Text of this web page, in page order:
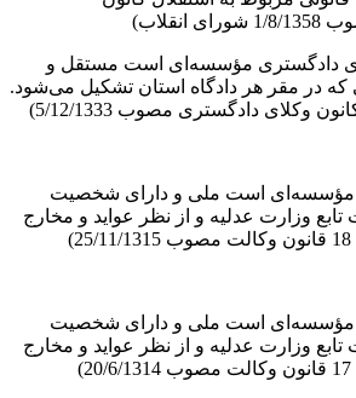
دادگستری مؤسسه‌ای است مستقل و
در مقر هر دادگاه استان تشکیل می‌شود.
مؤسسه‌ای است ملی و دارای شخصیت
وزارت عدلیه و از نظر عواید و مخارج
مؤسسه‌ای است ملی و دارای شخصیت
وزارت عدلیه و از نظر عواید و مخارج